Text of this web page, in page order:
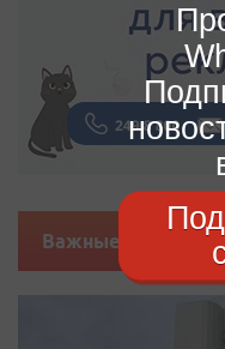
Важные новости